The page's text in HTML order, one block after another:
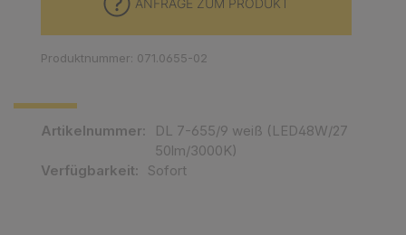
Artikelnummer:
DL 7-655/9 weiß (LED48W/27
50lm/3000K)
Verfügbarkeit:
Sofort
ANFRAGE ZUM PRODUKT
Produktnummer: 071.0655-02